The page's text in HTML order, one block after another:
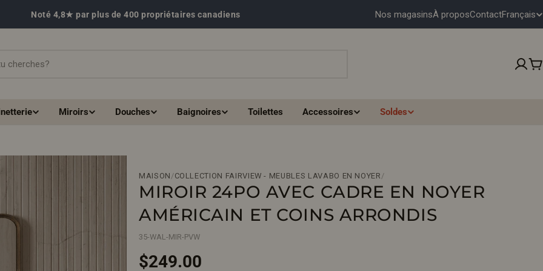
Noté 4,8★ par plus de 400 propriétaires canadiens Nos magasinsÀ proposContactL
N
Français
Miroirs Douches Baignoires Toilettes Accessoires Soldes
MAISON /COLLECTION FAIRVIEW - MEUBLES LAVABO EN NOYER /
MIROIR 24PO AVEC CADRE EN NOYER
AMÉRICAIN ET COINS ARRONDIS
35-WAL-MIR-PVW
Prix
$249.00